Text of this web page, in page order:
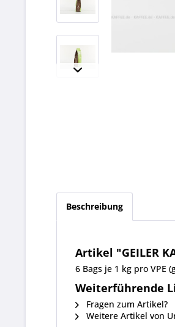
Beschreibung
Artikel "GEILER
6 Bags je 1 kg pro VPE
Weiterführende
Fragen zum Artikel?
Weitere Artikel von